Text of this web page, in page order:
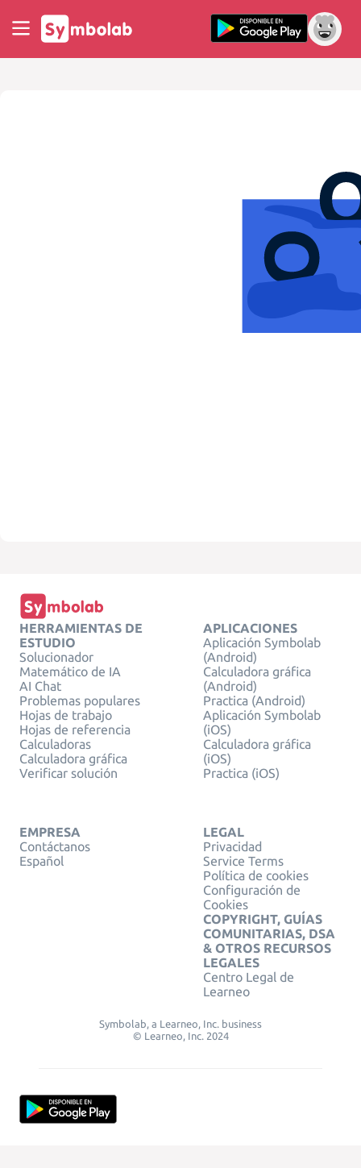
HERRAMIENTAS DE
ESTUDIO
Solucionador
Matemático de IA
AI Chat
Problemas populares
Hojas de trabajo
Hojas de referencia
Calculadoras
Calculadora gráfica
Verificar solución
APLICACIONES
Aplicación Symbolab
(Android)
Calculadora gráfica
(Android)
Practica (Android)
Aplicación Symbolab
(iOS)
Calculadora gráfica
(iOS)
Practica (iOS)
EMPRESA
Contáctanos
Español
LEGAL
Privacidad
Service Terms
Política de cookies
Configuración de
Cookies
COPYRIGHT, GUÍAS
COMUNITARIAS, DSA
& OTROS RECURSOS
LEGALES
Centro Legal de
Learneo
Symbolab, a Learneo, Inc. business
© Learneo, Inc. 2024